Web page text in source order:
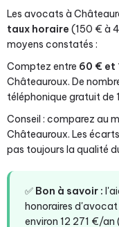
Les avocats à
taux horaire (150 € à
moyens constatés :
Comptez entre 60 € et
Châteauroux. De
téléphonique gratuit de
Conseil : comparez au
Châteauroux. Les
pas toujours la qualité
✅ Bon à savoir :
honoraires d'avocat
environ 12 271 €/